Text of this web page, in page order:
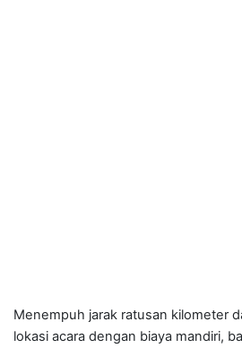
Menempuh jarak ratusan kilometer
lokasi acara dengan biaya mandiri,